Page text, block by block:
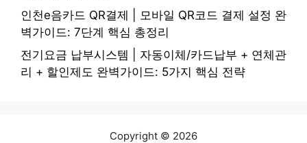
인천e음카드 QR결제 | 모바일 QR코드 결제 설정 완
벽가이드: 7단계 핵심 총정리
전기요금 납부시스템 | 자동이체/카드납부 + 연체관
리 + 할인제도 완벽가이드: 5가지 핵심 전략
Copyright © 2026